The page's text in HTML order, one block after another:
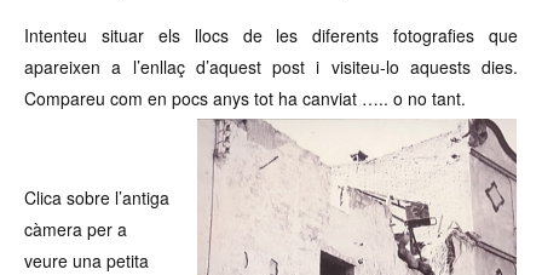
Intenteu situar els llocs de les diferents fotografies que
apareixen a l’enllaç d’aquest post i visiteu-lo aquests dies.
Compareu com en pocs anys tot ha canviat ….. o no tant.
Clica sobre l’antiga
càmera per a
veure una petita